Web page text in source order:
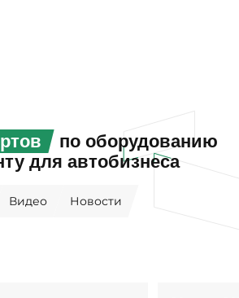
по оборудованию
для автобизнеса
Видео Новости